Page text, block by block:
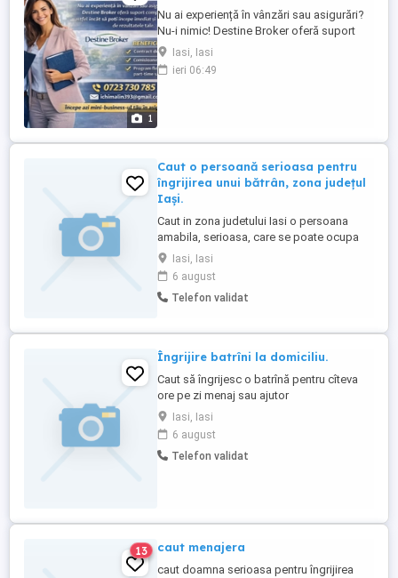
1
Nu ai experiență în vânzări sau asigurări?
Nu-i nimic! Destine Broker oferă suport
complet și training, astfel încât să poți
începe imediat și să câștigi în funcție de
rezultatele tale. Ce vei face: Oferi
Iasi, Iasi
ieri 06:49
Caut o persoană serioasa pentru
îngrijirea unui bătrân, zona județul
Iași.
Caut in zona judetului Iasi o persoana
amabila, serioasa, care se poate ocupa
de ingrijirea unui varstnic. Pentru mai multe
detalii va rog sa ma contactațil Petronela
Iasi, Iasi
6 august
Telefon validat
Îngrijire batrîni la domiciliu.
Caut să îngrijesc o batrînă pentru cîteva
ore pe zi menaj sau ajutor
gospodăresc.Sau de noapte.
Iasi, Iasi
6 august
Telefon validat
13 caut menajera
caut doamna serioasa pentru îngrijirea